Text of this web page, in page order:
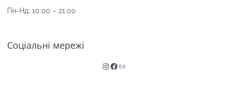
Пн-Нд: 10:00 – 21:00
Соціальні мережі
InstagramFacebook Link